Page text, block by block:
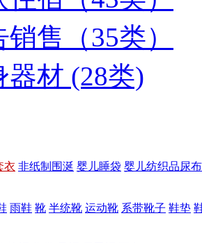
销售（35类）
器材 (28类)
衣 非纸制围涎 婴儿睡袋 婴儿纺织品尿布
雨鞋 靴 半统靴 运动靴 系带靴子 鞋垫